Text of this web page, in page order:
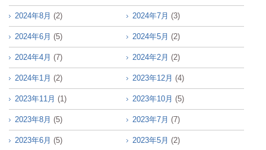
2024年8月 (2) 2024年7月 (3)
2024年6月 (5) 2024年5月 (2)
2024年4月 (7) 2024年2月 (2)
2024年1月 (2) 2023年12月 (4)
2023年11月 (1) 2023年10月 (5)
2023年8月 (5) 2023年7月 (7)
2023年6月 (5) 2023年5月 (2)